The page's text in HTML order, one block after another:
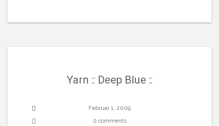
Yarn :: Deep Blue ::
Februar 1, 2009
0 comments